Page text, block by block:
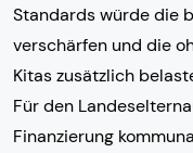
Standards würde die
verschärfen und die
Kitas zusätzlich
Für den
Finanzierung